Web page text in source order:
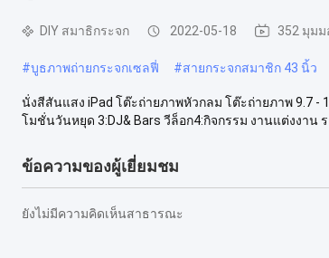
DIY สมาธิกระจก 2022-05-18 352 มุมม
#บูธภาพถ่ายกระจกเซลฟี่ #สายกระจกสมาชิก 43 นิ้ว
นั่งสีสันแสง iPad โต๊ะถ่ายภาพหัวกลม โต๊ะถ่ายภาพ 9.7 -
โมชั่นวันหยุด 3:DJ& Bars วีล็อก4:กิจกรรม งานแต่งงาน รา
ข้อความของผู้เยี่ยมชม
ยังไม่มีความคิดเห็นสาธารณะ